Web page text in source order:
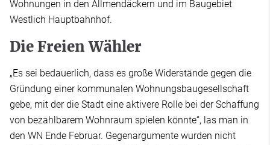
Wohnungen in den Allmendäckern und im Baugebiet
Westlich Hauptbahnhof.
Die Freien Wähler
„Es sei bedauerlich, dass es große Widerstände gegen die
Gründung einer kommunalen Wohnungsbaugesellschaft
gebe, mit der die Stadt eine aktivere Rolle bei der Schaffung
von bezahlbarem Wohnraum spielen könnte“, las man in
den WN Ende Februar. Gegenargumente wurden nicht